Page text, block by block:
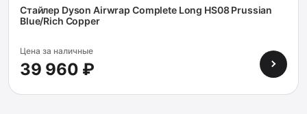
Стайлер Dyson Airwrap Complete Long HS08 Prussian
Blue/Rich Copper
Цена за наличные
39 960 ₽